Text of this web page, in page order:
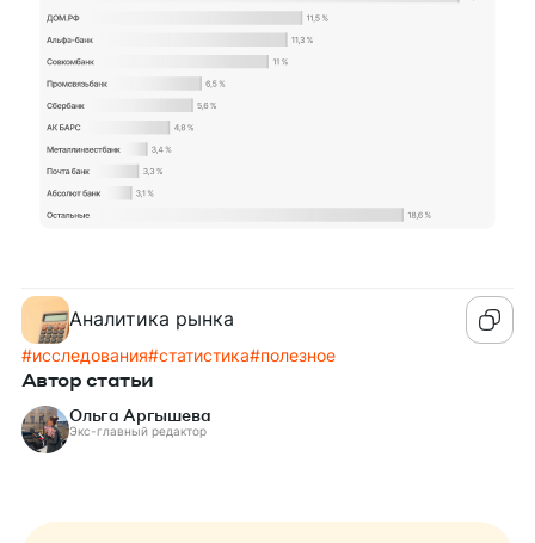
Аналитика рынка
#исследования#статистика#полезное
Автор статьи
Ольга Аргышева
Экс-главный редактор